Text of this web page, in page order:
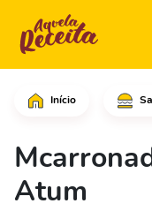
Início
Atum
Em uma